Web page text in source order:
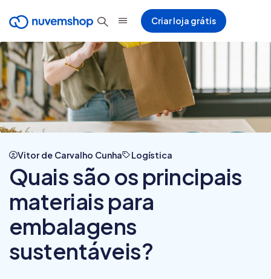
Criar loja grátis
Vitor de Carvalho Cunha Logística
Quais são os principais
materiais para
embalagens
sustentáveis?